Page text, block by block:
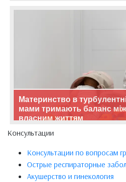
Материнство в
мами тримають баланс між
власним життям
Консультации
Консультации по вопросам
Острые респираторные
Акушерство и гинекология